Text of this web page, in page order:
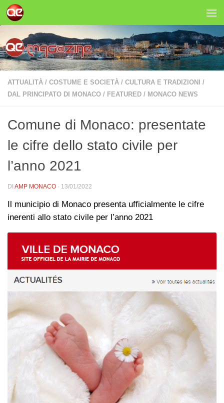
Salta al contenuto
ATTUALITÀ / COSTUME E SOCIETÀ / CULTURA E TRADIZIONI
/
DAL PRINCIPATO DI MONACO / FEATURED / MONACO NEWS
Comune di Monaco: presentate
le cifre dello stato civile per
l’anno 2021
DI AMP MONACO · 13/01/2022
Il municipio di Monaco presenta ufficialmente le cifre
inerenti allo stato civile per l’anno 2021